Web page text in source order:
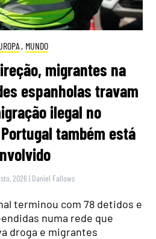
, MUNDO
migrantes na
espanholas travam
ilegal no
também está
2026 | Daniel Fallows
terminou com 78 detidos e
numa rede que
droga e migrantes